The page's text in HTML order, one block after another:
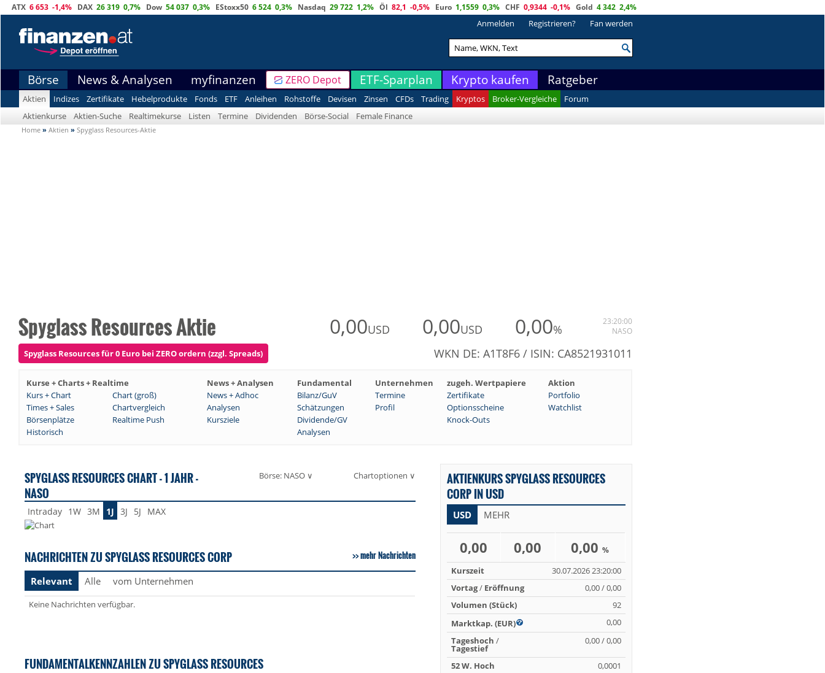
ATX 6 653 -1,4% DAX 26 319 0,7% Dow 54 037 0,3% EStoxx50 6 524 0,3% Nasdaq 29 722 1,2% Öl 82,1 -0,5% Euro 1,1559 0,3% CHF 0,9344 -0,1% Gold 4 342 2,4%
Anmelden Registrieren? Fan werden
Börse News & Analysen myfinanzen ZERO Depot ETF-Sparplan Krypto kaufen Ratgeber
Aktien Indizes Zertifikate Hebelprodukte Fonds ETF Anleihen Rohstoffe Devisen Zinsen CFDs Trading Kryptos Broker-Vergleiche
Forum
Aktienkurse
Aktien-Suche Realtimekurse Listen Termine Dividenden Börse-Social Female Finance
Home » Aktien » Spyglass Resources-Aktie
Spyglass Resources Aktie 0,00USD 0,00USD 0,00%
23:20:00
NASO
Spyglass Resources für 0 Euro bei ZERO ordern (zzgl. Spreads) WKN DE: A1T8F6 / ISIN: CA8521931011
Kurse + Charts + Realtime News + Analysen Fundamental Unternehmen zugeh. Wertpapiere
Aktion
Kurs + Chart
Chart (groß) News + Adhoc Bilanz/GuV Termine Zertifikate
Portfolio
Times + Sales
Chartvergleich Analysen Schätzungen Profil Optionsscheine
Watchlist
Börsenplätze
Realtime Push Kursziele Dividende/GV
Knock-Outs
Historisch
Analysen
SPYGLASS RESOURCES CHART - 1 JAHR -
NASO
Börse: NASO ∨ Chartoptionen ∨
Intraday 1W 3M 1J 3J 5J MAX
NACHRICHTEN ZU SPYGLASS RESOURCES CORP mehr Nachrichten
Relevant Alle vom Unternehmen
Keine Nachrichten verfügbar.
FUNDAMENTALKENNZAHLEN ZU SPYGLASS RESOURCES
AKTIENKURS SPYGLASS RESOURCES
CORP IN USD
USD MEHR
0,00 0,00 0,00%
Kurszeit
30.07.2026 23:20:00
Vortag/ Eröffnung
0,00 / 0,00
Volumen (Stück)
92
Marktkap. (EUR)
0,00
Tageshoch /
Tagestief
0,00 / 0,00
52 W. Hoch
0,0001